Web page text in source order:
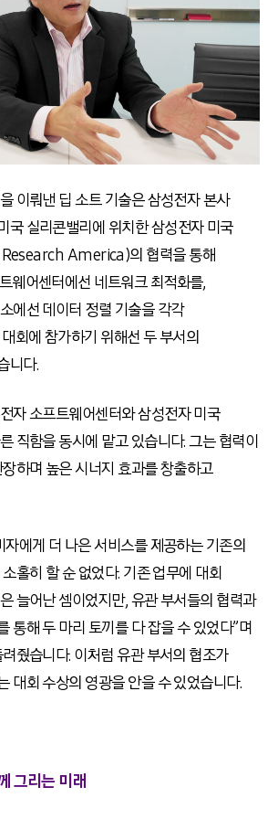
이뤄낸 딥 소트 기술은 삼성전자 본사
국 실리콘밸리에 위치한 삼성전자 미국
America)의 협력을 통해
웨어센터에선 네트워크 최적화를,
에선 데이터 정렬 기술을 각각
회에 참가하기 위해선 두 부서의
니다.
자 소프트웨어센터와 삼성전자 미국
직함을 동시에 맡고 있습니다. 그는 협력이
하며 높은 시너지 효과를 창출하고
자에게 더 나은 서비스를 제공하는 기존의
홀히 할 순 없었다. 기존 업무에 대회
늘어난 셈이었지만, 유관 부서들의 협력과
통해 두 마리 토끼를 다 잡을 수 있었다”며
줬습니다. 이처럼 유관 부서의 협조가
대회 수상의 영광을 안을 수 있었습니다.
그리는 미래